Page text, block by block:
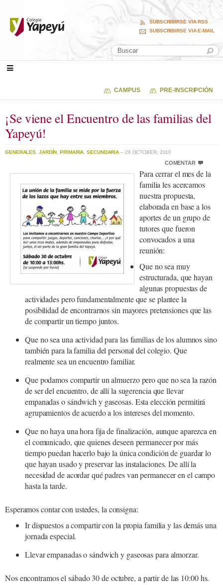
SUBSCRIBIRSE VIA RSS
SUBSCRIBIRSE VIA E-MAIL
CAMPUS PRE-INSCRIPCIÓN
¡Se viene el Encuentro de las familias del
Yapeyú!
GENERALES JARDÍN ,PRIMARIA ,SECUNDARIA – 26 OCTOBER, 2010
COMENTAR
Para cerrar el mes de la
familia les acercamos
nuestra propuesta,
elaborada en base a los
aportes de un grupo de
tutores que fueron
convocados a una
reunión:
Que no sea muy
estructurada, que hayan
algunas propuestas de
actividades pero fundamentalmente que se plantee la
posibilidad de encontrarnos sin mayores pretensiones que las
de compartir un tiempo juntos.
Que no sea una actividad para las familias de los alumnos sino
también para la familia del personal del colegio. Que
realmente sea un encuentro familiar.
Que podamos compartir un almuerzo pero que no sea la razón
de ser del encuentro, de allí la sugerencia que llevar
empanadas o sándwich y gaseosas. Esta elección permitirá
agrupamientos de acuerdo a los intereses del momento.
Que no haya una hora fija de finalización, aunque aparezca en
el comunicado, que quienes deseen permanecer por más
tiempo puedan hacerlo bajo la única condición de guardar lo
que hayan usado y preservar las instalaciones. De allí la
necesidad de acordar qué padres van permanecer en el campo
hasta la tarde.
Esperamos contar con ustedes, la consigna:
Ir dispuestos a compartir con la propia familia y las demás una
jornada especial.
Llevar empanadas o sándwich y gaseosas para almorzar.
Nos encontramos el sábado 30 de octubre, a partir de las 10:00 hs.